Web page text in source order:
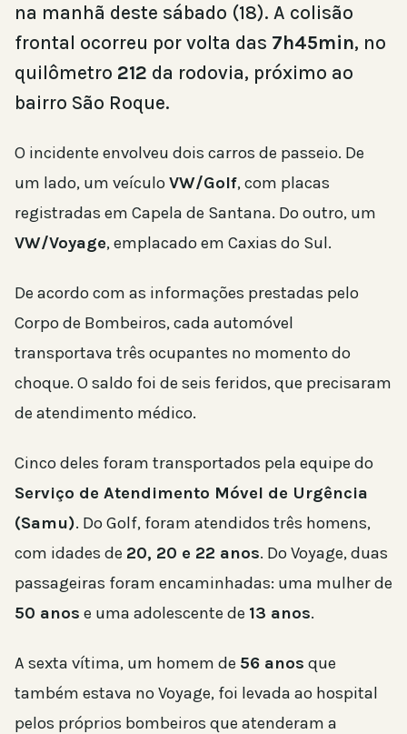
na manhã deste sábado (18). A colisão
frontal ocorreu por volta das 7h45min, no
quilômetro 212 da rodovia, próximo ao
bairro São Roque.
O incidente envolveu dois carros de passeio. De
um lado, um veículoVW/Golf, com placas
registradas em Capela de Santana. Do outro, um
VW/Voyage, emplacado em Caxias do Sul.
De acordo com as informações prestadas pelo
Corpo de Bombeiros, cada automóvel
transportava três ocupantes no momento do
choque. O saldo foi de seis feridos, que precisaram
de atendimento médico.
Cinco deles foram transportados pela equipe do
Serviço de Atendimento Móvel de Urgência
(Samu). Do Golf, foram atendidos três homens,
com idades de 20, 20 e 22 anos. Do Voyage, duas
passageiras foram encaminhadas: uma mulher de
50 anos e uma adolescente de 13 anos.
A sexta vítima, um homem de 56 anos que
também estava no Voyage, foi levada ao hospital
pelos próprios bombeiros que atenderam a